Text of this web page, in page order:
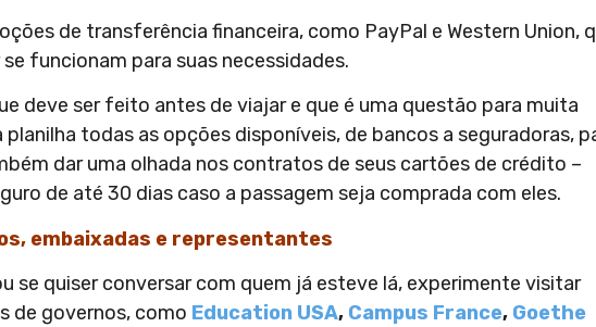
de transferência financeira, como PayPal e Western Union,
funcionam para suas necessidades.
deve ser feito antes de viajar e que é uma questão para muita
planilha todas as opções disponíveis, de bancos a seguradoras,
dar uma olhada nos contratos de seus cartões de crédito –
de até 30 dias caso a passagem seja comprada com eles.
embaixadas e representantes
se quiser conversar com quem já esteve lá, experimente visitar
de governos, como Education USA, Campus France, Goethe